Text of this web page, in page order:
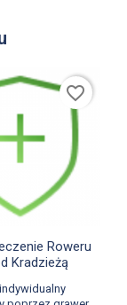
podgląd
Roweru
Kradzieżą
favorite_border